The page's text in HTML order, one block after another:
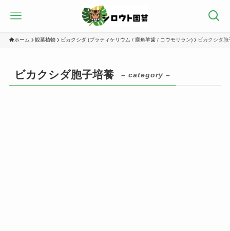
ホーム 観葉植物 ビカクシダ (プラティケリウム / 麋角羊歯 / コウモリラン) ビカクシダ胞
ビカクシダ胞子培養 – category –